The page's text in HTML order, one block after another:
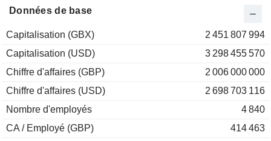
Données de base
Capitalisation (GBX)
2 451 807 994
Capitalisation (USD)
3 298 455 570
Chiffre d'affaires (GBP)
2 006 000 000
Chiffre d'affaires (USD)
2 698 703 116
Nombre d'employés
4 840
CA / Employé (GBP)
414 463
1999
1997
1996